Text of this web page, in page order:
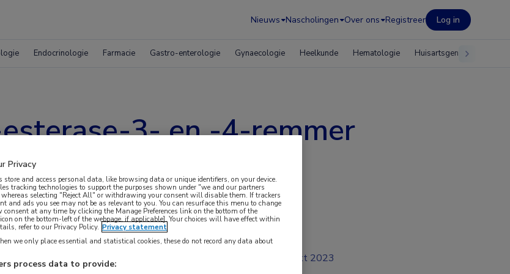
Nieuws Nascholingen Over ons Registreer Log in
Endocrinologie Farmacie Gastro-enterologie Gynaecologie Heelkunde Hematologie Huisartsgeneeskunde
3- en -4-remmer
de effectiviteit en veiligheid van
okt 2023
Privacy
store and access personal data, like browsing data or unique identifiers, on your device.
tracking technologies to support the purposes shown under "we and our partners
whereas selecting "Reject All" or withdrawing your consent will disable them. If trackers
and ads you see may not be as relevant to you. You can resurface this menu to change
at any time by clicking the Manage Preferences link on the bottom of the
on the bottom-left of the webpage, if applicable]. Your choices will have effect within
refer to our Privacy Policy. Privacy statement
we only place essential and statistical cookies, these do not record any data about
process data to provide: